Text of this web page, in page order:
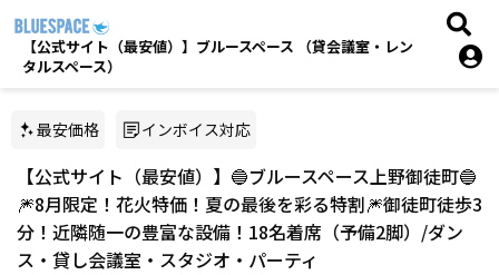
【公式サイト（最安値）】ブルースペース （貸会議室・レン
タルスペース）
最安価格 インボイス対応
【公式サイト（最安値）】🔵ブルースペース上野御徒町🔵
🎆8月限定！花火特価！夏の最後を彩る特割🎆御徒町徒歩3
分！近隣随一の豊富な設備！18名着席（予備2脚）/ダン
ス・貸し会議室・スタジオ・パーティ